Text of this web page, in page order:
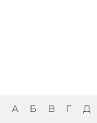
А Б В Г Д